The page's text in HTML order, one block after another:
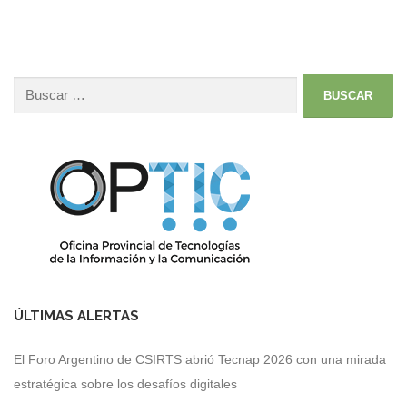
ÚLTIMAS ALERTAS
El Foro Argentino de CSIRTS abrió Tecnap 2026 con una mirada
estratégica sobre los desafíos digitales